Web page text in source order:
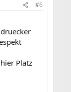
#6
Platz